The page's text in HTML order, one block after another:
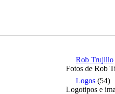
Rob Trujillo
Fotos de Rob
Logos (54)
Logotipos e